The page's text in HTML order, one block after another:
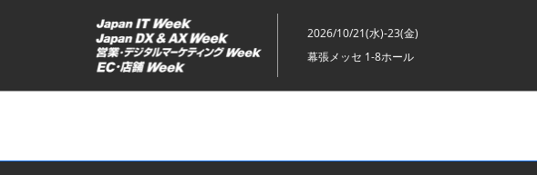
ッ
2026/10/21(水)-23(金)
幕張メッセ 1-8ホール